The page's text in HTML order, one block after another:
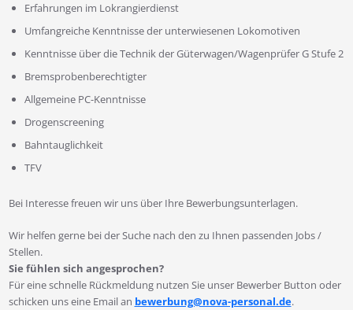
Erfahrungen im Lokrangierdienst
Umfangreiche Kenntnisse der unterwiesenen Lokomotiven
Kenntnisse über die Technik der Güterwagen/Wagenprüfer G Stufe 2
Bremsprobenberechtigter
Allgemeine PC-Kenntnisse
Drogenscreening
Bahntauglichkeit
TFV
Bei Interesse freuen wir uns über Ihre Bewerbungsunterlagen.
Wir helfen gerne bei der Suche nach den zu Ihnen passenden Jobs /
Stellen.
Sie fühlen sich angesprochen?
Für eine schnelle Rückmeldung nutzen Sie unser Bewerber Button oder
schicken uns eine Email an bewerbung@nova-personal.de.